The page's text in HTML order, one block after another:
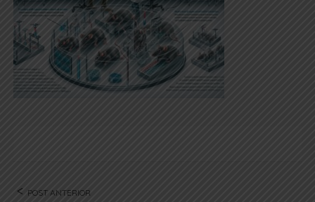
POST ANTERIOR